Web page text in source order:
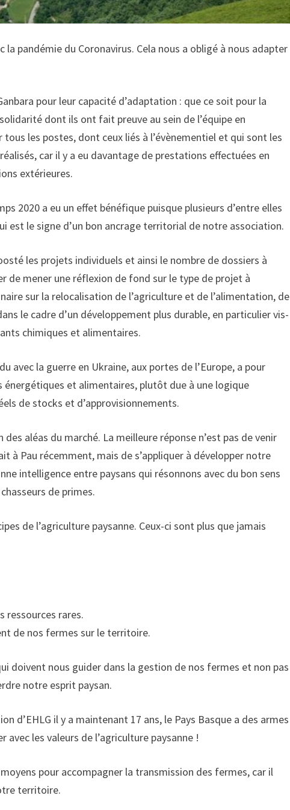
pandémie du Coronavirus. Cela nous a obligé à nous adapter
pour leur capacité d’adaptation : que ce soit pour la
dont ils ont fait preuve au sein de l’équipe en
les postes, dont ceux liés à l’évènementiel et qui sont les
car il y a eu davantage de prestations effectuées en
extérieures.
2020 a eu un effet bénéfique puisque plusieurs d’entre elles
est le signe d’un bon ancrage territorial de notre association.
les projets individuels et ainsi le nombre de dossiers à
de mener une réflexion de fond sur le type de projet à
sur la relocalisation de l’agriculture et de l’alimentation, de
le cadre d’un développement plus durable, en particulier vis-
chimiques et alimentaires.
la guerre en Ukraine, aux portes de l’Europe, a pour
énergétiques et alimentaires, plutôt due à une logique
de stocks et d’approvisionnements.
aléas du marché. La meilleure réponse n’est pas de venir
à Pau récemment, mais de s’appliquer à développer notre
intelligence entre paysans qui résonnons avec du bon sens
de primes.
de l’agriculture paysanne. Ceux-ci sont plus que jamais
ressources rares.
de nos fermes sur le territoire.
doivent nous guider dans la gestion de nos fermes et non pas
notre esprit paysan.
d’EHLG il y a maintenant 17 ans, le Pays Basque a des armes
les valeurs de l’agriculture paysanne !
pour accompagner la transmission des fermes, car il
territoire.